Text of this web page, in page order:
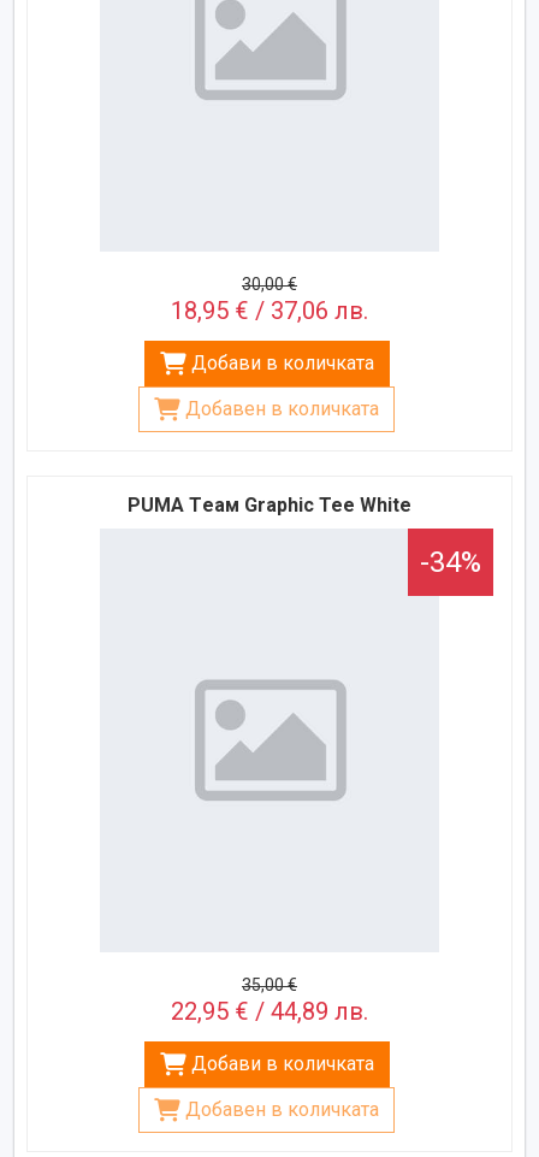
30,00 €
18,95 € / 37,06 лв.
Добави в количката
Добавен в количката
PUMA Tеам Graphic Teе White
-34%
35,00 €
22,95 € / 44,89 лв.
Добави в количката
Добавен в количката